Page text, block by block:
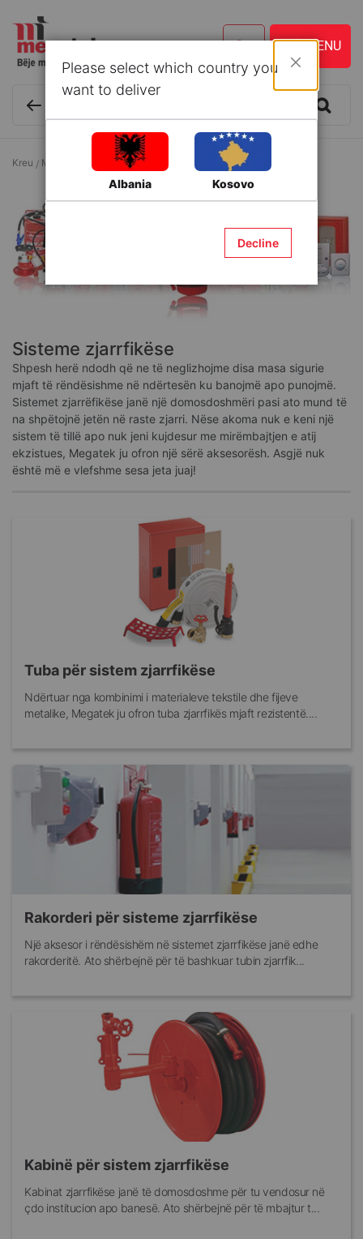
Kreu Materiale ndërtimi Sisteme zjarrfikëse
Sisteme zjarrfikëse
Shpesh herë ndodh që ne të neglizhojme disa masa sigurie
mjaft të rëndësishme në ndërtesën ku banojmë apo punojmë.
Sistemet zjarrëfikëse janë një domosdoshmëri pasi ato mund të
na shpëtojnë jetën në raste zjarri. Nëse akoma nuk e keni një
sistem të tillë apo nuk jeni kujdesur me mirëmbajtjen e atij
ekzistues, Megatek ju ofron një sërë aksesorësh. Asgjë nuk
është më e vlefshme sesa jeta juaj!
Tuba për sistem zjarrfikëse
Ndërtuar nga kombinimi i materialeve tekstile dhe fijeve
metalike, Megatek ju ofron tuba zjarrfikës mjaft rezistentë....
Rakorderi për sisteme zjarrfikëse
Një aksesor i rëndësishëm në sistemet zjarrfikëse janë edhe
rakorderitë. Ato shërbejnë për të bashkuar tubin zjarrfik...
Kabinë për sistem zjarrfikëse
Kabinat zjarrfikëse janë të domosdoshme për tu vendosur në
çdo institucion apo banesë. Ato shërbejnë për të mbajtur t...
Please select which country you
want to deliver
Albania Kosovo
Decline